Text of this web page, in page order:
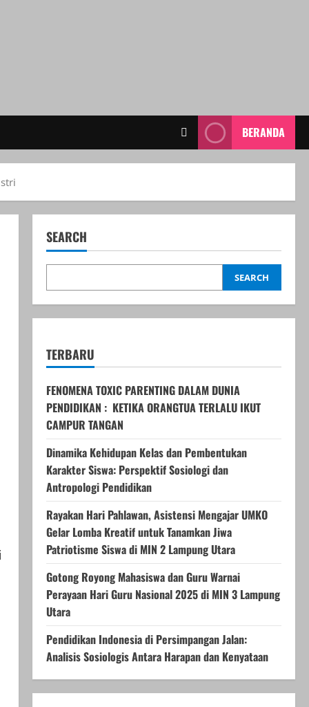
BERANDA
SEARCH
SEARCH
TERBARU
FENOMENA TOXIC PARENTING DALAM DUNIA
PENDIDIKAN : KETIKA ORANGTUA TERLALU IKUT
CAMPUR TANGAN
Dinamika Kehidupan Kelas dan Pembentukan
Karakter Siswa: Perspektif Sosiologi dan
Antropologi Pendidikan
Rayakan Hari Pahlawan, Asistensi Mengajar UMKO
Gelar Lomba Kreatif untuk Tanamkan Jiwa
Patriotisme Siswa di MIN 2 Lampung Utara
Gotong Royong Mahasiswa dan Guru Warnai
Perayaan Hari Guru Nasional 2025 di MIN 3 Lampung
Utara
Pendidikan Indonesia di Persimpangan Jalan:
Analisis Sosiologis Antara Harapan dan Kenyataan